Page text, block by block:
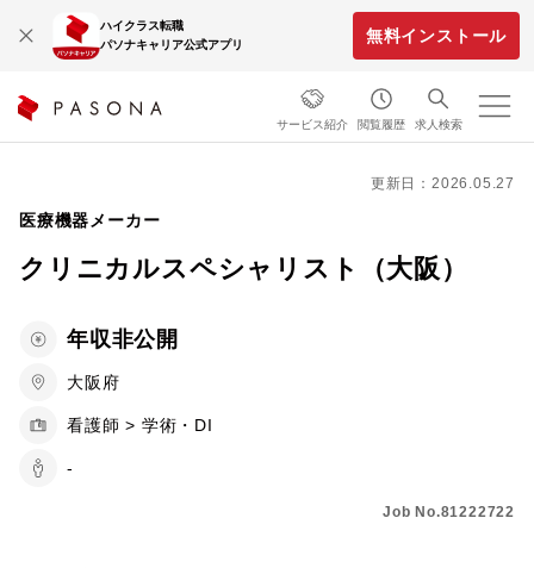
ハイクラス転職
パソナキャリア公式アプリ
無料インストール
サービス紹介 閲覧履歴 求人検索
更新日：2026.05.27
医療機器メーカー
クリニカルスペシャリスト（大阪）
年収非公開
大阪府
看護師 > 学術・DI
-
Job No.81222722